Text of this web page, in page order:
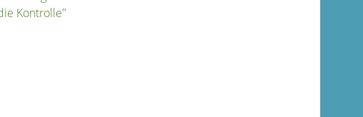
Kontrolle"